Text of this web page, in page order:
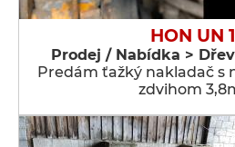
HON UN
Prodej / Nabídka >
Predám ťažký nakladač s
zdvihom